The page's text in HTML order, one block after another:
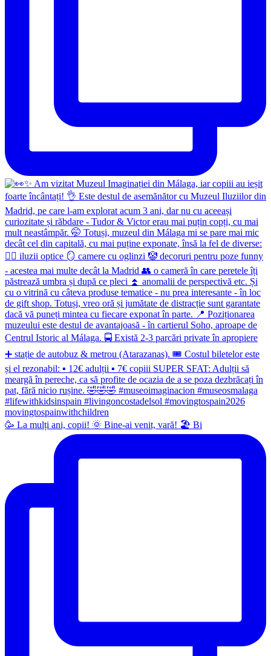
🥳 La mulți ani, copii! 🌞 Bine-ai venit, vară! 🏖 Bi